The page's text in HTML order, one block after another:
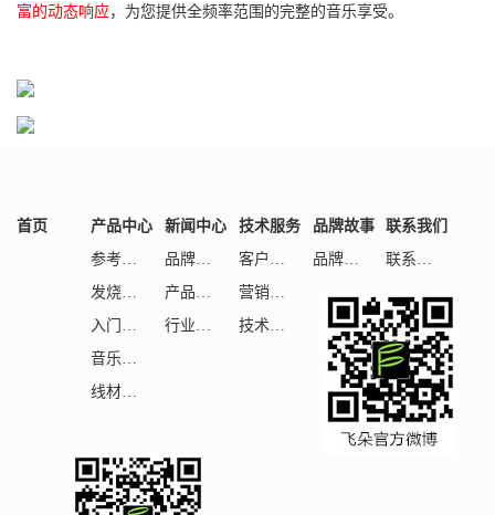
富的动态响应，为您提供全频率范围的完整的音乐享受。
首页
产品中心
参考级HiFi
发烧级HiFi
线材配件
新闻中心
品牌活动
技术服务
品牌故事
品牌理念
联系我们